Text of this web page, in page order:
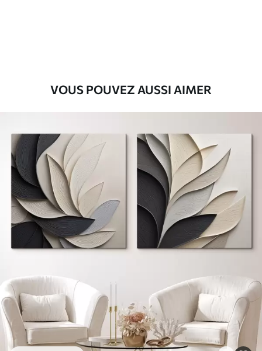
VOUS POUVEZ AUSSI AIMER